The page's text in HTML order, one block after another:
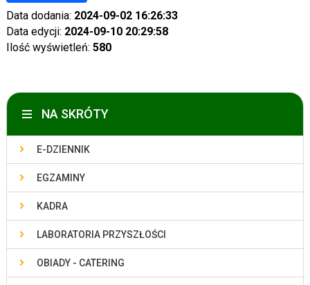
Data dodania: 2024-09-02 16:26:33
Data edycji: 2024-09-10 20:29:58
Ilość wyświetleń: 580
NA SKRÓTY
E-DZIENNIK
EGZAMINY
KADRA
LABORATORIA PRZYSZŁOŚCI
OBIADY - CATERING